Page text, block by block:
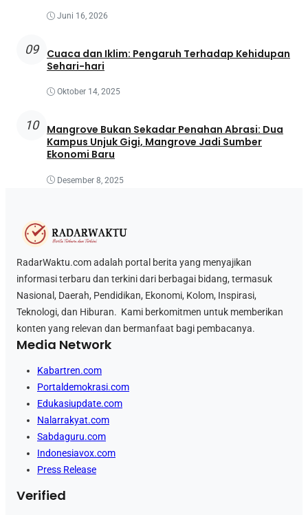
Juni 16, 2026
09
Cuaca dan Iklim: Pengaruh Terhadap Kehidupan
Sehari-hari
Oktober 14, 2025
10
Mangrove Bukan Sekadar Penahan Abrasi: Dua
Kampus Unjuk Gigi, Mangrove Jadi Sumber
Ekonomi Baru
Desember 8, 2025
RadarWaktu.com adalah portal berita yang menyajikan
informasi terbaru dan terkini dari berbagai bidang, termasuk
Nasional, Daerah, Pendidikan, Ekonomi, Kolom, Inspirasi,
Teknologi, dan Hiburan. Kami berkomitmen untuk memberikan
konten yang relevan dan bermanfaat bagi pembacanya.
Media Network
Kabartren.com
Portaldemokrasi.com
Edukasiupdate.com
Nalarrakyat.com
Sabdaguru.com
Indonesiavox.com
Press Release
Verified